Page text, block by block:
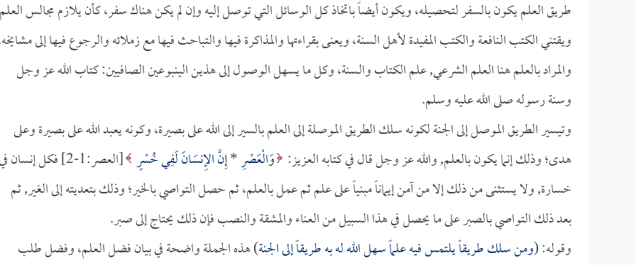
طريق العلم يكون بالسفر لتحصيله، ويكون أيضاً باتخاذ كل الوسائل التي توصل إليه وإن لم يكن هناك سفر، كأن يلازم مجالس
ويقتني الكتب النافعة والكتب المفيدة لأهل السنة، ويعنى بقراءتها والمذاكرة فيها والتباحث فيها مع زملائه والرجوع فيها إلى
والمراد بالعلم هنا العلم الشرعي, علم الكتاب والسنة، وكل ما يسهل الوصول إلى هذين الينبوعين الصافيين: كتاب الله عز وجل
وسنة رسوله صلى الله عليه وسلم.
وتيسير الطريق الموصل إلى الجنة لكونه سلك الطريق الموصلة إلى العلم بالسير إلى الله على بصيرة، وكونه يعبد الله على بصيرة وعلى
هدى؛ وذلك إنما يكون بالعلم, والله عز وجل قال في كتابه العزيز: وَالْعَصْرِ*إِنَّ الإِنسَانَ لَفِي خُسْرٍ
[العصر:1-2] فكل إنسان
خسارة, ولا يستثنى من ذلك إلا من آمن إيماناً مبنياً على علم ثم عمل بالعلم، ثم حصل التواصي بالخير؛ وذلك بتعديته إلى الغير, ثم
بعد ذلك التواصي بالصبر على ما يحصل في هذا السبيل من العناء والمشقة والنصب فإن ذلك يحتاج إلى صبر.
وقوله: (ومن سلك طريقاً يلتمس فيه علماً سهل الله له به طريقاً إلى الجنة) هذه الجملة واضحة في بيان فضل العلم، وفضل طلب